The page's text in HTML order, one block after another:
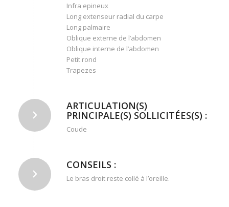
Infra epineux
Long extenseur radial du carpe
Long palmaire
Oblique externe de l’abdomen
Oblique interne de l’abdomen
Petit rond
Trapezes
ARTICULATION(S)
PRINCIPALE(S) SOLLICITÉES(S) :
Coude
CONSEILS :
Le bras droit reste collé à l’oreille.